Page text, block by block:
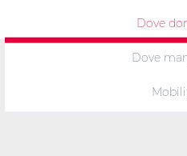
Dove
Dove